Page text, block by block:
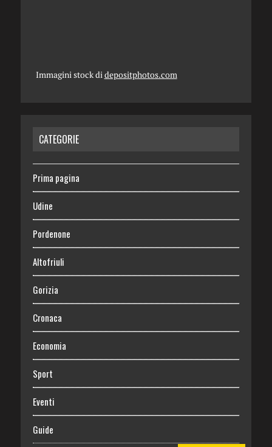
Immagini stock didepositphotos.com
CATEGORIE
Prima pagina
Udine
Pordenone
Altofriuli
Gorizia
Cronaca
Economia
Sport
Eventi
Guide